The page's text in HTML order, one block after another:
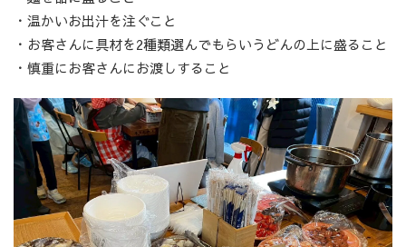
・温かいお出汁を注ぐこと
・お客さんに具材を2種類選んでもらいうどんの上に盛ること
・慎重にお客さんにお渡しすること